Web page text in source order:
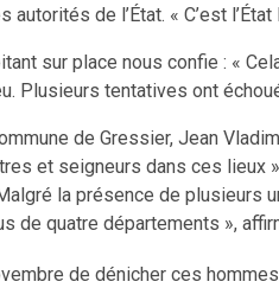
de l’État. « C’est
sur place nous confie : «
Plusieurs tentatives ont
de Gressier, Jean
et seigneurs dans ces
la présence de
de quatre départements »,
de dénicher ces